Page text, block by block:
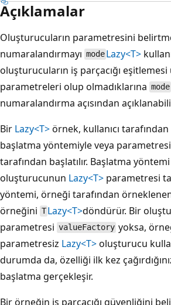
Açıklamalar
Oluşturucuların parametresini
numaralandırmayı mode Lazy<T>
oluşturucuların iş parçacığı
parametreleri olup olmadıklarına mode
numaralandırma açısından
Bir Lazy<T>örnek, kullanıcı
başlatma yöntemiyle veya
tarafından başlatılır. Başlatma
oluşturucunun Lazy<T> parametresi
yöntemi, örneği tarafından
örneğini T Lazy<T>döndürür. Bir
parametresi valueFactory yoksa,
parametresiz Lazy<T>oluşturucu
durumda da, özelliği ilk kez
başlatma gerçekleşir.
Bir örneğin iş parçacığı güvenliğini